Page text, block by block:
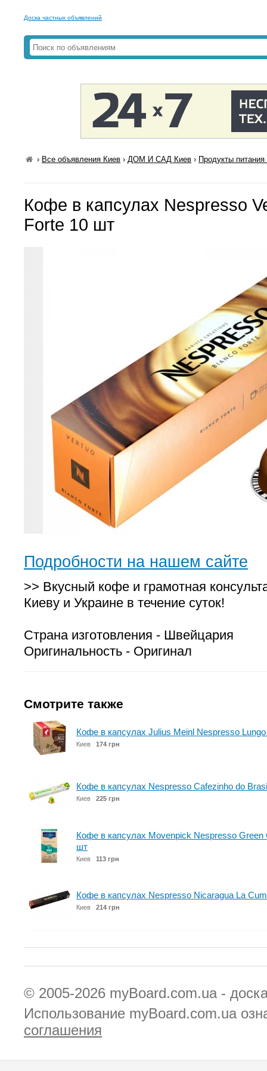
Доска частных объявлений
› Все объявления Киев ›ДОМ И САД Киев › Продукты
Кофе в капсулах Nespresso
Forte 10 шт
Подробности на нашем сайте
>> Вкусный кофе и грамотная
Киеву и Украине в течение суток!
Страна изготовления - Швейцария
Оригинальность - Оригинал
Смотрите также
Кофе в капсулах Julius Meinl Nespresso
Киев 174 грн
Кофе в капсулах Nespresso Cafezinho do
Киев 225 грн
Кофе в капсулах Movenpick Nespresso Green
шт
Киев 113 грн
Кофе в капсулах Nespresso Nicaragua La
Киев 214 грн
© 2005-2026 myBoard.com.ua -
Использование myBoard.com.ua
соглашения